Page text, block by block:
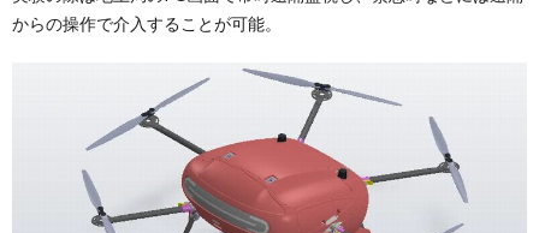
からの操作で介入することが可能。